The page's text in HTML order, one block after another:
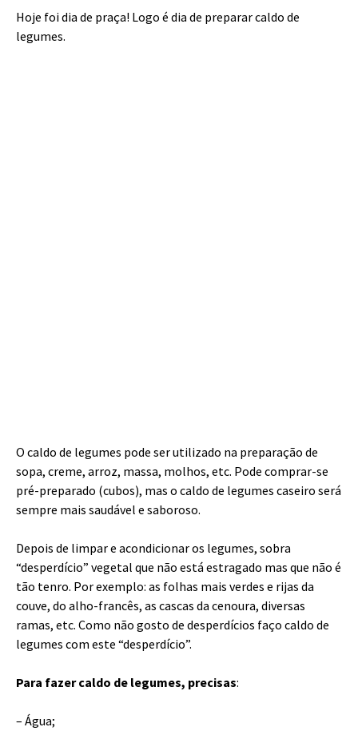
Hoje foi dia de praça! Logo é dia de preparar caldo de
legumes.
O caldo de legumes pode ser utilizado na preparação de
sopa, creme, arroz, massa, molhos, etc. Pode comprar-se
pré-preparado (cubos), mas o caldo de legumes caseiro será
sempre mais saudável e saboroso.
Depois de limpar e acondicionar os legumes, sobra
“desperdício” vegetal que não está estragado mas que não é
tão tenro. Por exemplo: as folhas mais verdes e rijas da
couve, do alho-francês, as cascas da cenoura, diversas
ramas, etc. Como não gosto de desperdícios faço caldo de
legumes com este “desperdício”.
Para fazer caldo de legumes, precisas:
– Água;